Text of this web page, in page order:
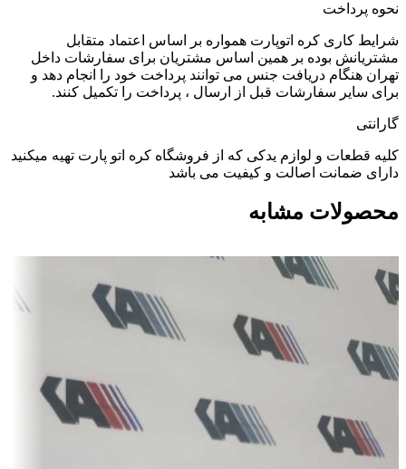
نحوه پرداخت
شرایط کاری کره اتوپارت همواره بر اساس اعتماد متقابل
مشتریانش بوده بر همین اساس مشتریان برای سفارشات داخل
تهران هنگام دریافت جنس می توانند پرداخت خود را انجام دهد و
برای سایر سفارشات قبل از ارسال ، پرداخت را تکمیل کنند.
گارانتی
کلیه قطعات و لوازم یدکی که از فروشگاه کره اتو پارت تهیه میکنید
دارای ضمانت اصالت و کیفیت می باشد
محصولات مشابه